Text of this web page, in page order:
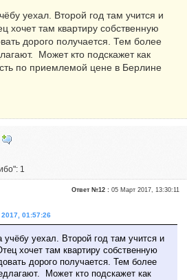
уехал. Второй год там учится и
хочет там квартиру собственную
дорого получается. Тем более
Может кто подскажет как
по приемлемой цене в Берлине
1
Ответ №12 :05 Март 2017, 13:30:11
01:57:26
уехал. Второй год там учится и
хочет там квартиру собственную
дорого получается. Тем более
Может кто подскажет как